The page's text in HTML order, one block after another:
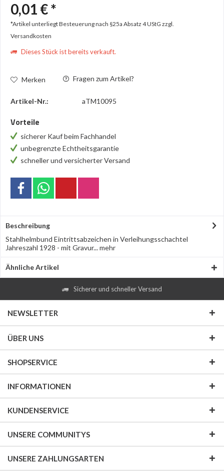
0,01 € *
*Artikel unterliegt Besteuerung nach §25a Absatz 4 UStG zzgl.
Versandkosten
Dieses Stück ist bereits verkauft.
Merken Fragen zum Artikel?
Artikel-Nr.: aTM10095
Vorteile
sicherer Kauf beim Fachhandel
unbegrenzte Echtheitsgarantie
schneller und versicherter Versand
Beschreibung
Stahlhelmbund Eintrittsabzeichen in Verleihungsschachtel
Jahreszahl 1928 - mit Gravur...mehr
Ähnliche Artikel
Sicherer und schneller Versand
NEWSLETTER
ÜBER UNS
SHOPSERVICE
INFORMATIONEN
KUNDENSERVICE
UNSERE COMMUNITYS
UNSERE ZAHLUNGSARTEN